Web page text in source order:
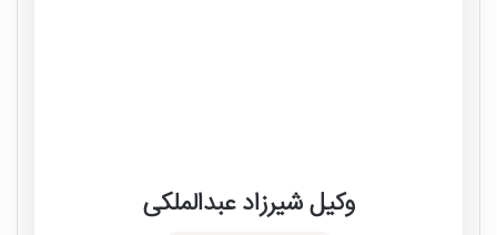
وکیل شیرزاد عبدالملکی